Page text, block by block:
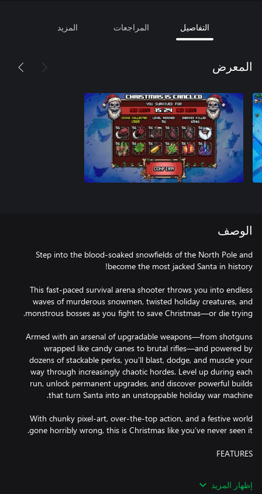
التفاصيل المراجعات المزيد
المعرض
الوصف
Step into the blood-soaked snowfields of the North Pole and
This fast-paced survival arena shooter throws you into endless
waves of murderous snowmen, twisted holiday creatures, and
Armed with an arsenal of upgradable weapons—from shotguns
wrapped like candy canes to brutal rifles—and powered by
dozens of stackable perks, you’ll blast, dodge, and muscle your
way through increasingly chaotic hordes. Level up during each
run, unlock permanent upgrades, and discover powerful builds
With chunky pixel-art, over-the-top action, and a festive world
إظهار المزيد